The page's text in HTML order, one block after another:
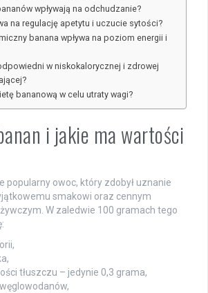
wpływają na odchudzanie?
na regulację apetytu i uczucie sytości?
banana wpływa na poziom energii i
w niskokalorycznej i zdrowej
bananową w celu utraty wagi?
i jakie ma wartości
popularny owoc, który zdobył uznanie
smakowi oraz cennym
W zaledwie 100 gramach tego
tłuszczu – jedynie 0,3 grama,